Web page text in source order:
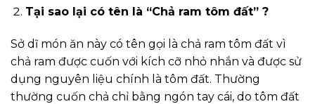
Tại sao lại có tên là “Chả ram tôm đất” ?
Sở dĩ món ăn này có tên gọi là chả ram tôm đất vì
chả ram được cuốn với kích cỡ nhỏ nhắn và được sử
dụng nguyên liệu chính là tôm đất. Thường
thường cuốn chả chỉ bằng ngón tay cái, do tôm đất